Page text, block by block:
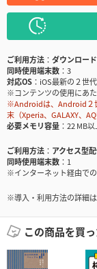
ご利用方法
ダウンロー
同時使用端末数
3
対応OS
iOS最新の２世
※コンテンツの使用にあ
※Androidは、Android２
末（Xperia、GALAXY、
必要メモリ容量
22 MB以
ご利用方法
アクセス型
同時使用端末数
1
※インターネット経由で
※導入・利用方法の詳細は
この商品を買